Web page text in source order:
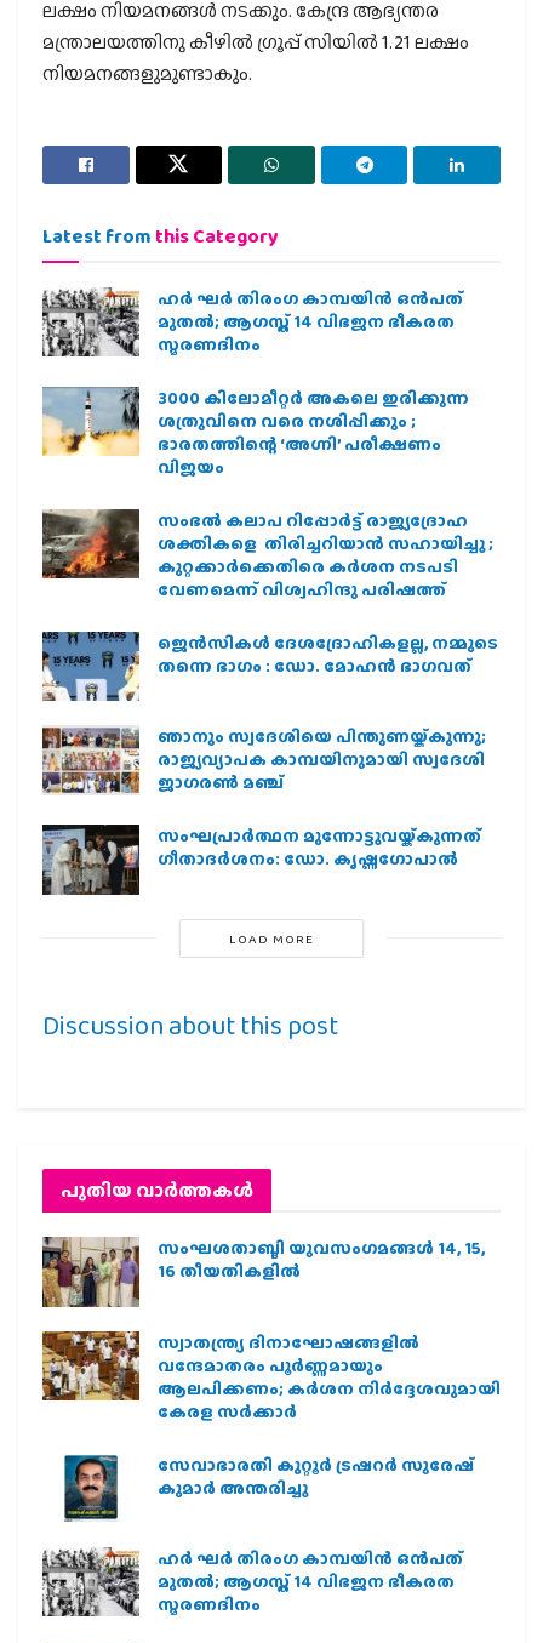
ലക്ഷം നിയമനങ്ങള്‍ നടക്കും. കേന്ദ്ര ആഭ്യന്തര
മന്ത്രാലയത്തിനു കീഴില്‍ ഗ്രൂപ്പ് സിയില്‍ 1.21 ലക്ഷം
നിയമനങ്ങളുമുണ്ടാകും.
Latest from this Category
ഹര്‍ ഘര്‍ തിരംഗ കാമ്പയിന്‍ ഒന്‍പത്
മുതല്‍; ആഗസ്ത് 14 വിഭജന ഭീകരത
സ്മരണദിനം
3000 കിലോമീറ്റർ അകലെ ഇരിക്കുന്ന
ശത്രുവിനെ വരെ നശിപ്പിക്കും ;
ഭാരതത്തിന്റെ ‘അഗ്നി’ പരീക്ഷണം
വിജയം
സംഭൽ കലാപ റിപ്പോർട്ട് രാജ്യദ്രോഹ
ശക്തികളെ തിരിച്ചറിയാൻ സഹായിച്ചു ;
കുറ്റക്കാർക്കെതിരെ കർശന നടപടി
വേണമെന്ന് വിശ്വഹിന്ദു പരിഷത്ത്
ജെന്‍സികള്‍ ദേശദ്രോഹികളല്ല, നമ്മുടെ
തന്നെ ഭാഗം : ഡോ. മോഹന്‍ ഭാഗവത്
ഞാനും സ്വദേശിയെ പിന്തുണയ്ക്കുന്നു;
രാജ്യവ്യാപക കാമ്പയിനുമായി സ്വദേശി
ജാഗരണ്‍ മഞ്ച്
സംഘപ്രാര്‍ത്ഥന മുന്നോട്ടുവയ്ക്കുന്നത്
ഗീതാദര്‍ശനം: ഡോ. കൃഷ്ണഗോപാല്‍
LOAD MORE
Discussion about this post
പുതിയ വാര്‍ത്തകള്‍
സംഘശതാബ്ദി യുവസംഗമങ്ങള്‍ 14, 15,
16 തീയതികളില്‍
സ്വാതന്ത്ര്യ ദിനാഘോഷങ്ങളിൽ
വന്ദേമാതരം പൂർണ്ണമായും
ആലപിക്കണം; കർശന നിർദ്ദേശവുമായി
കേരള സർക്കാർ
സേവാഭാരതി കുറ്റൂർ ട്രഷറർ സുരേഷ്
കുമാർ അന്തരിച്ചു
ഹര്‍ ഘര്‍ തിരംഗ കാമ്പയിന്‍ ഒന്‍പത്
മുതല്‍; ആഗസ്ത് 14 വിഭജന ഭീകരത
സ്മരണദിനം